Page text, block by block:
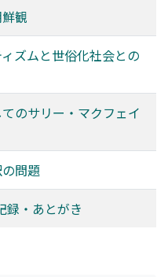
観
ズムと世俗化社会との
のサリー・マクフェイ
問題
録・あとがき